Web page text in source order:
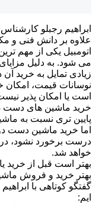
رجبلو کارشناس با
دانش فنی و مکانیکی
یکی از مهم ترین
به دلیل مزایای
به خرید آن دارند،
قیمت، امکان خرید
امکان پذیر نیست.
های دست دوم و
تری نسبت به ماشین های
ماشین دست دوم چالش
نشود، در آینده
شد.
قبل از خرید یا
و فروش ماشین در
با ابراهیم